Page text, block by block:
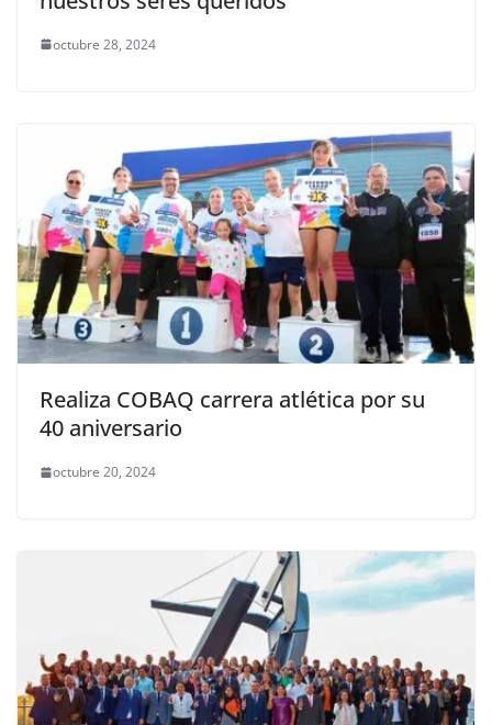
octubre 28, 2024
Realiza COBAQ carrera atlética por su
40 aniversario
octubre 20, 2024